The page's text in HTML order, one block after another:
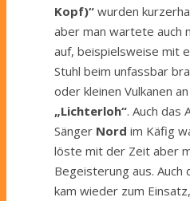
Kopf)“ wurden
aber man wartete auch
auf, beispielsweise mit
Stuhl beim unfassbar
oder kleinen Vulkanen
„Lichterloh“. Auch das
Sänger Nord im Käfig
löste mit der Zeit aber
Begeisterung aus. Auch
kam wieder zum